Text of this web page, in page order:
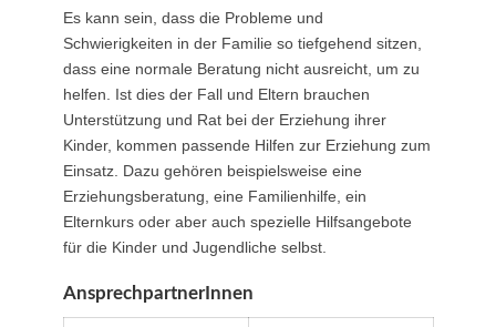
Es kann sein, dass die Probleme und
Schwierigkeiten in der Familie so tiefgehend sitzen,
dass eine normale Beratung nicht ausreicht, um zu
helfen. Ist dies der Fall und Eltern brauchen
Unterstützung und Rat bei der Erziehung ihrer
Kinder, kommen passende Hilfen zur Erziehung zum
Einsatz. Dazu gehören beispielsweise eine
Erziehungsberatung, eine Familienhilfe, ein
Elternkurs oder aber auch spezielle Hilfsangebote
für die Kinder und Jugendliche selbst.
AnsprechpartnerInnen